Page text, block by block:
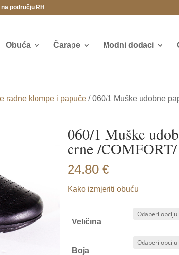
području RH
Obuća Čarape Modni dodaci
radne klompe i papuče / 060/1 Muške udobne
060/1 Muške
crne /COMFORT/
24.80€
Kako izmjeriti obuću
Veličina
Boja